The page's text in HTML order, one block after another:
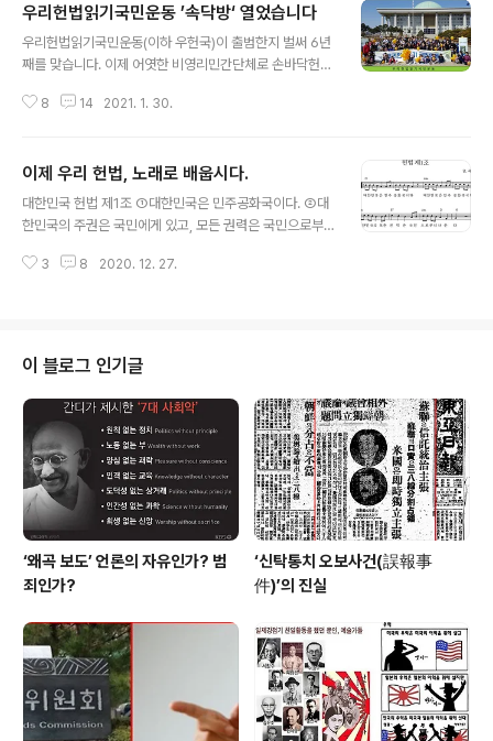
분을 초대합니다. 1. 주체 : 주최 ; 우리헌법읽기국민운동,
전국교직원노동조합 2. 후원 : 도서출판 ‘생각비행’ 3. 기간
: 2021년 6월 25일~ 2021년 7월 10일 4. 대상 : 대한민
알지도 못하는 ‘학생생활지도규정’이 아니라 학급의 학생
우리헌법읽기국민운동 ’속닥방‘ 열었습니다
우리헌법읽기국민운동(이하 우헌국)이 출범한지 벌써 6년
째를 맞습니다. 이제 어엿한 비영리민간단체로 손바닥헌법
등 정말 바쁜 나날을 보냈습니다. 10명의 이사님들이 불철
이제 경남에서는 지회조직까지 마치고 전국에 지회조직에
나서고 있습니다. 전국조직으로 말돋움하는 우헌국은 회원
이 240여명의 조직입니다. 그러나 아직 집만 지었지 내용
주권자들의 지지와 뜨거운 성원 특히 전국의 교육감님들과
8 14 2021. 1. 30.
이제 우리 헌법, 노래로 배웁시다.
대한민국 헌법 제1조 ①대한민국은 민주공화국이다. ②대
한민국의 주권은 국민에게 있고, 모든 권력은 국민으로부
그런데 주권자라면서... 대한민국의 주인이라면서 아직도
법읽기국민운동이 나셨습니다. 주머니에 널고 다니면 볼
수 있는 ‘손바닥헌법책’을 만들어 전국에 보급하고 있습니
다. 그것도 인쇄비 500원으로... 이제 모든 국민이 헌법을
읽어 헌법대로 살자! 헌법대로 하라!...는 주권자들의 요구
가 여기저기서 터져 나오고 있습니다. 주인이 주인으로 살
지 못한 세월...그것은 ..
3 8 2020. 12. 27.
이 블로그 인기글
‘왜곡 보도’ 언론의 자유인가? 범
죄인가?
‘신탁통치 오보사건(誤報事
件)’의 진실